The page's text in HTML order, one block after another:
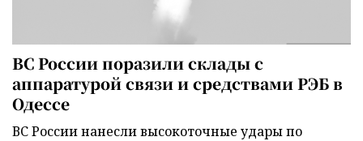
ВС России поразили склады с
аппаратурой связи и средствами РЭБ в
Одессе
ВС России нанесли высокоточные удары по